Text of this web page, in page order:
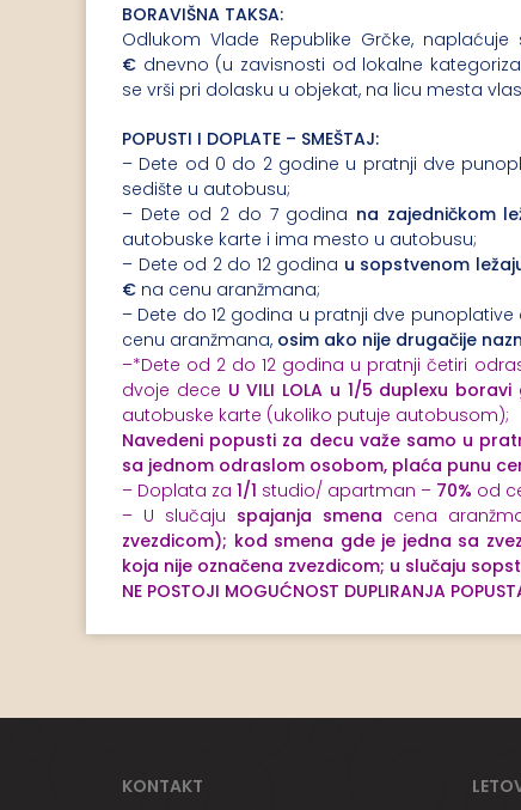
BORAVIŠNA TAKSA:
Odlukom Vlade Republike Grčke,
€ dnevno (u zavisnosti od lokalne
se vrši pri dolasku u objekat, na licu mesta
POPUSTI I DOPLATE – SMEŠTAJ:
– Dete od 0 do 2 godine u pratnji dve
sedište u autobusu;
– Dete od 2 do 7 godina na zajedničkom
autobuske karte i ima mesto u autobusu;
– Dete od 2 do 12 godina u sopstvenom
€ na cenu aranžmana;
– Dete do 12 godina u pratnji dve punoplative
cenu aranžmana, osim ako nije drugačije
–*Dete od 2 do 12 godina u pratnji četiri
dvoje dece U VILI LOLA u 1/5 duplexu
autobuske karte (ukoliko putuje autobusom);
Navedeni popusti za decu važe samo u
sa jednom odraslom osobom, plaća punu
– Doplata za 1/1 studio/ apartman – 70% od
– U slučaju spajanja smena cena
zvezdicom); kod smena gde je jedna sa
koja nije označena zvezdicom; u slučaju
NE POSTOJI MOGUĆNOST DUPLIRANJA
KONTAKT